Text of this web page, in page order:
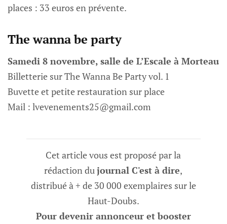
places : 33 euros en prévente.
The wanna be party
Samedi 8 novembre, salle de L’Escale à Morteau
Billetterie sur The Wanna Be Party vol. 1
Buvette et petite restauration sur place
Mail : lvevenements25@gmail.com
Cet article vous est proposé par la
rédaction dujournal C'est à dire,
distribué à + de 30 000 exemplaires sur le
Haut-Doubs.
Pour devenir annonceur et booster